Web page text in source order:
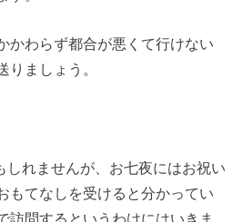
かわらず都合が悪くて行けない
りましょう。
しれませんが、お七夜にはお祝い
もてなしを受けると分かってい
訪問するというわけにはいきま